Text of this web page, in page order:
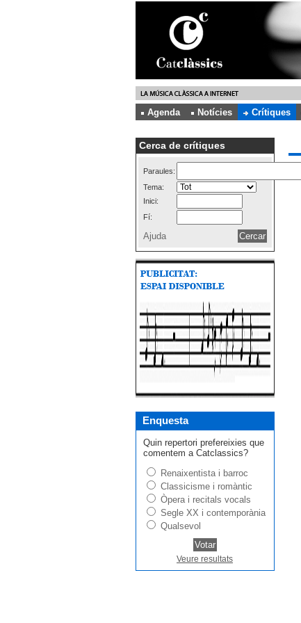
Agenda
Notícies Crítiques
Cerca de crítiques
Paraules:
Tema:
Inici:
Fí:
Ajuda
Enquesta
Quin repertori prefereixies que
comentem a Catclassics?
Renaixentista i barroc
Classicisme i romàntic
Òpera i recitals vocals
Segle XX i contemporània
Qualsevol
Veure resultats